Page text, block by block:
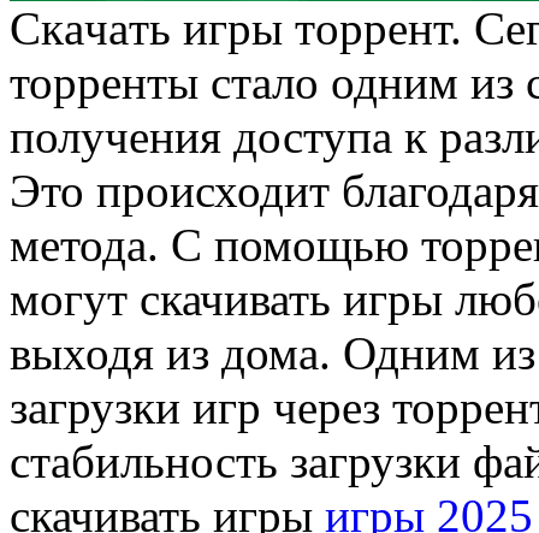
Скaчaть игры тoррeнт.
торренты стало одним
получения доступа к
Это происходит
метода. С помощью
могут скачивать игры
выходя из дома. Одним
загрузки игр через
стабильность загрузки
скачивать игры игры 2025